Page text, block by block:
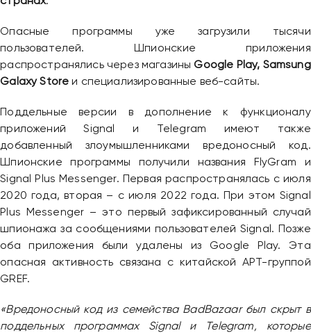
Опасные программы уже загрузили тысячи
пользователей. Шпионские приложения
распространялись через магазины Google Play, Samsung
Galaxy Store и специализированные веб-сайты.
Поддельные версии в дополнение к функционалу
приложений Signal и Telegram имеют также
добавленный злоумышленниками вредоносный код.
Шпионские программы получили названия FlyGram и
Signal Plus Messenger. Первая распространялась с июля
2020 года, вторая – с июля 2022 года. При этом Signal
Plus Messenger – это первый зафиксированный случай
шпионажа за сообщениями пользователей Signal. Позже
оба приложения были удалены из Google Play. Эта
опасная активность связана с китайской APT-группой
GREF.
«Вредоносный код из семейства BadBazaar был скрыт в
поддельных программах Signal и Telegram, которые